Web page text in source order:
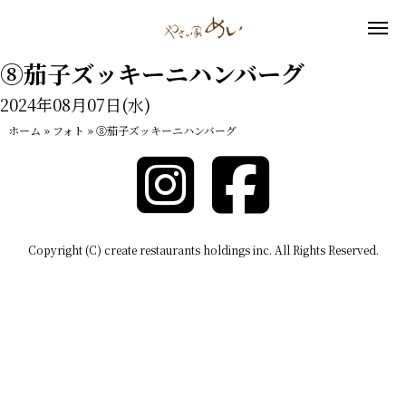
⑧茄子ズッキーニハンバーグ
2024年08月07日(水)
ホーム » フォト »⑧茄子ズッキーニハンバーグ
Copyright (C) create restaurants holdings inc. All Rights Reserved.